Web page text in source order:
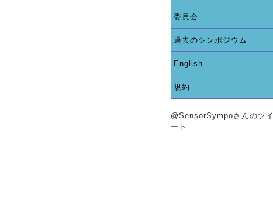
委員会
過去のシンポジウム
English
規約
@SensorSympoさんのツイ
ート